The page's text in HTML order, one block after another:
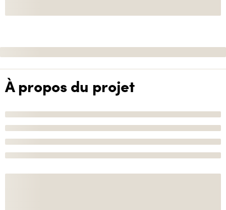
À propos du projet